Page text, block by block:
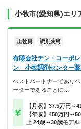
小牧市(愛知県)エリ
正社員 調剤薬局
有限会社テン・コーポ
ン 小牧調剤センター
ベストパートナーであり
ーターであることに…
【月収】37.5万円～
【年収】450万円～
上 24歳～30歳モデル